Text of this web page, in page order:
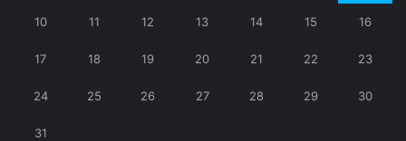
10 11 12 13 14 15 16
17 18 19 20 21 22 23
24 25 26 27 28 29 30
31